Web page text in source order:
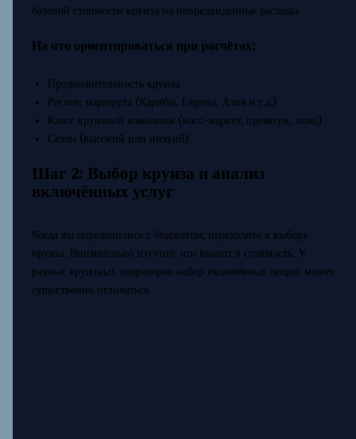
базовой стоимости круиза на непредвиденные расходы.
На что ориентироваться при расчётах:
Продолжительность круиза
Регион маршрута (Карибы, Европа, Азия и т.д.)
Класс круизной компании (масс-маркет, премиум, люкс)
Сезон (высокий или низкий)
Шаг 2: Выбор круиза и анализ
включённых услуг
Когда вы определились с бюджетом, переходите к выбору
круиза. Внимательно изучите, что входит в стоимость. У
разных круизных операторов набор включённых опций может
существенно отличаться.